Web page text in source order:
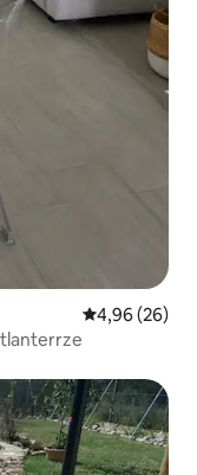
Średnia
4,96 (26)